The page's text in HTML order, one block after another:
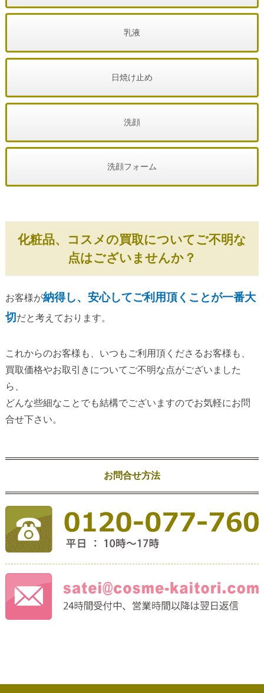
乳液
日焼け止め
洗顔
洗顔フォーム
化粧品、コスメの買取についてご不明な
点はございませんか？
お客様が納得し、安心してご利用頂くことが一番大
切だと考えております。
これからのお客様も、いつもご利用頂くださるお客様も、
買取価格やお取引きについてご不明な点がございました
ら、
どんな些細なことでも結構でございますのでお気軽にお問
合せ下さい。
お問合せ方法